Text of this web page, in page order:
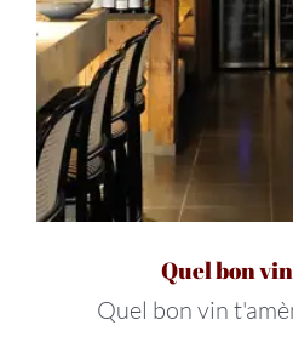
Quel bon
Quel bon vin